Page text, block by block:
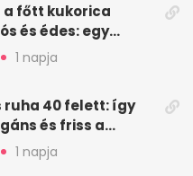
a főtt kukorica
és édes: egy
trükkje
1 napja
ruha 40 felett: így
és friss a
minta
1 napja